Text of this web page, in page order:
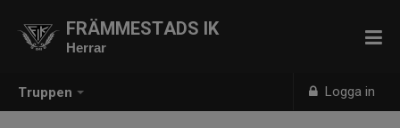
Truppen Logga in
FRÄMMESTADS IK
Herrar